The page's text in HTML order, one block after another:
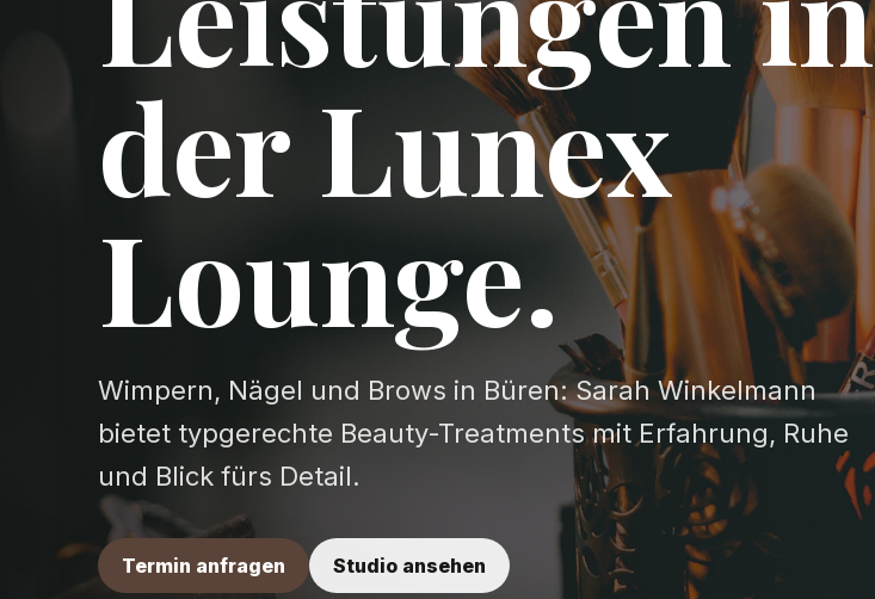
der Lunex
Lounge.
Wimpern, Nägel und Brows in Büren: Sarah Winkelmann
bietet typgerechte Beauty-Treatments mit Erfahrung, Ruhe
und Blick fürs Detail.
Termin anfragen Studio ansehen